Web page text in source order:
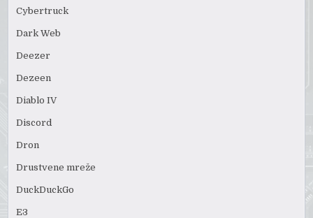
Cybertruck
Dark Web
Deezer
Dezeen
Diablo IV
Discord
Dron
Drustvene mreže
DuckDuckGo
E3